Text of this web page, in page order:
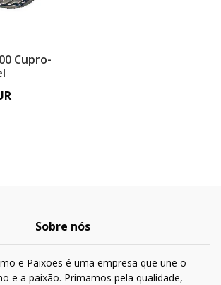
Cupro-
Sobre nós
e Paixões é uma empresa que une o
e a paixão. Primamos pela qualidade,